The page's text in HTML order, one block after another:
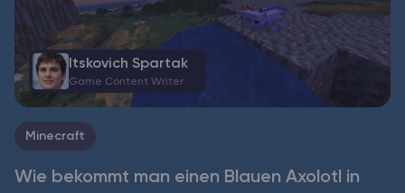
Itskovich Spartak
Game Content Writer
Minecraft
Wie bekommt man einen Blauen Axolotl in